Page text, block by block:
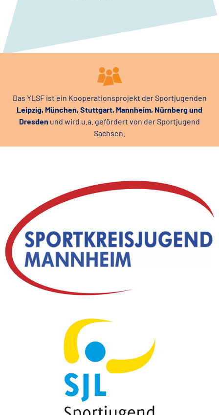
Das YLSF ist ein Kooperationsprojekt der Sportjugenden
Leipzig, München, Stuttgart, Mannheim, Nürnberg und
Dresden und wird u.a. gefördert von der Sportjugend
Sachsen.